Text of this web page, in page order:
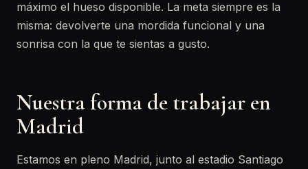
máximo el hueso disponible. La meta siempre es la
misma: devolverte una mordida funcional y una
sonrisa con la que te sientas a gusto.
Nuestra forma de trabajar en
Madrid
Estamos en pleno Madrid, junto al estadio Santiago